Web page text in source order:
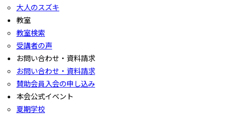
大人のスズキ
教室
教室検索
受講者の声
お問い合わせ・資料請求
お問い合わせ・資料請求
賛助会員入会の申し込み
本会公式イベント
夏期学校